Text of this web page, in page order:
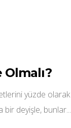
Olmalı?
yüzde olarak
bir deyişle, bunlar...